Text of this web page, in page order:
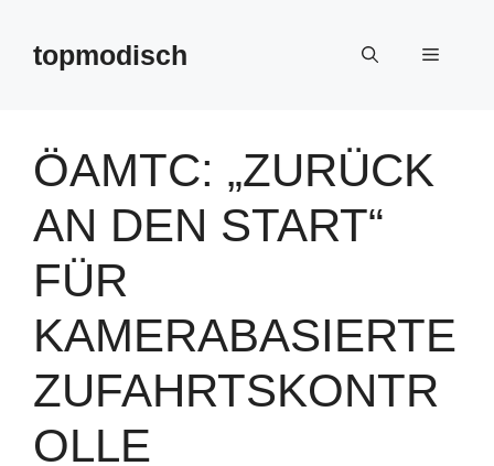
springentopmodisch Menü
ÖAMTC: „ZURÜCK
AN DEN START“
FÜR
KAMERABASIERTE
ZUFAHRTSKONTR
OLLE